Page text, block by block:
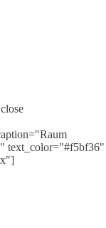
close
text_color="#f5bf36"